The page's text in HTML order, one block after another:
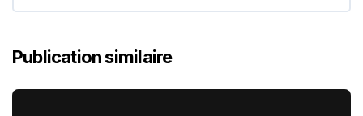
Publication similaire